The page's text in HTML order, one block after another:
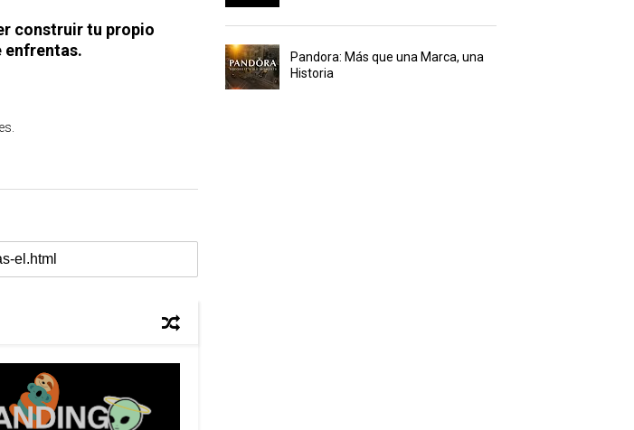
construir tu propio
enfrentas.
Pandora: Más que una Marca, una
Historia